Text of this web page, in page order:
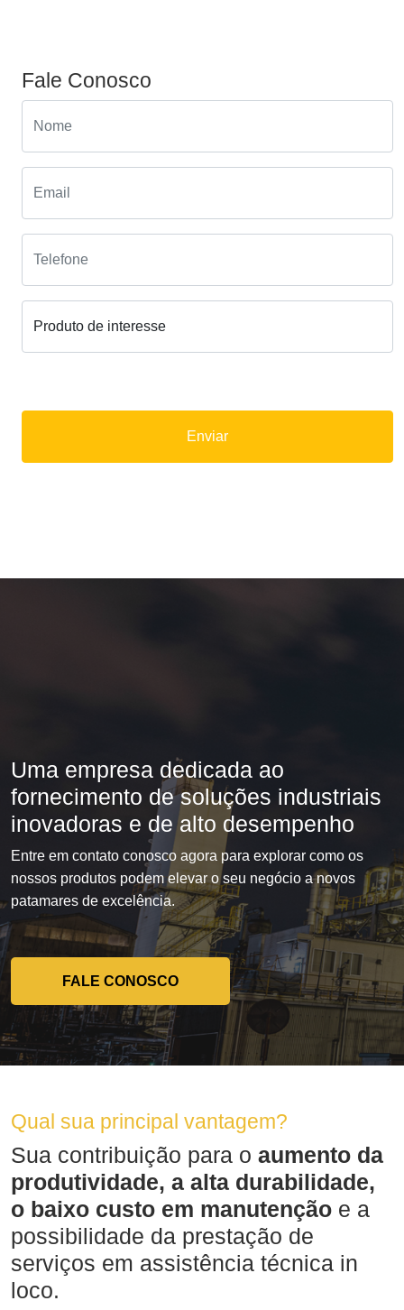
Fale Conosco
Uma empresa dedicada ao
fornecimento de soluções industriais
inovadoras e de alto desempenho
Entre em contato conosco agora para explorar como os
nossos produtos podem elevar o seu negócio a novos
patamares de excelência.
FALE CONOSCO
Qual sua principal vantagem?
Sua contribuição para o aumento da
produtividade, a alta durabilidade,
o baixo custo em manutenção e a
possibilidade da prestação de
serviços em assistência técnica in
loco.